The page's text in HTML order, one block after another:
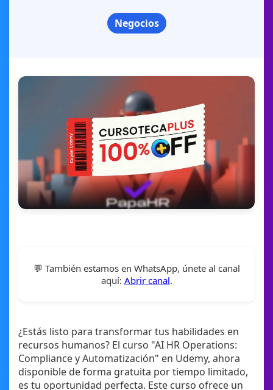
Negocios
💬 También estamos en WhatsApp, únete al canal
aquí: Abrir canal.
¿Estás listo para transformar tus habilidades en
recursos humanos? El curso "AI HR Operations:
Compliance y Automatización" en Udemy, ahora
disponible de forma gratuita por tiempo limitado,
es tu oportunidad perfecta. Este curso ofrece un